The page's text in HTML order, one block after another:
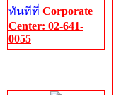
ทันทีที่ Corporate
Center: 02-641-
0055